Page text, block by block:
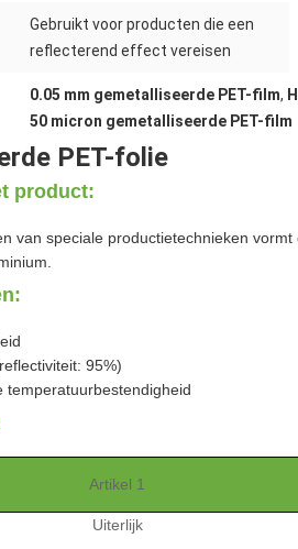
Gebruikt voor producten die een
reflecterend effect vereisen
0.05 mm gemetalliseerde PET-film,
50 micron gemetalliseerde PET-film
PET-folie
product:
van speciale productietechnieken
95%)
temperatuurbestendigheid
Artikel 1
Uiterlijk